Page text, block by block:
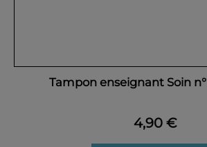
Tampon enseignant Soin
4,90 €